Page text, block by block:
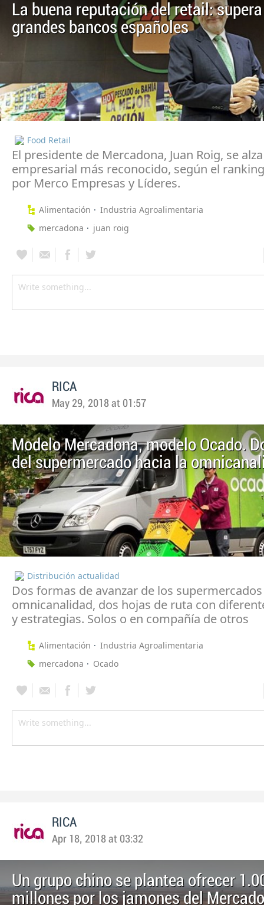
La buena reputación del retail:
grandes bancos españoles
Food Retail
El presidente de Mercadona, Juan Roig, se
empresarial más reconocido, según el
por Merco Empresas y Líderes.
Alimentación
Industria Agroalimentaria
mercadona
juan roig
RICA
May 29, 2018 at 01:57
Modelo Mercadona, modelo Ocado.
del supermercado hacia la
Distribución actualidad
Dos formas de avanzar de los
omnicanalidad, dos hojas de ruta con
y estrategias. Solos o en compañía de otros
Alimentación
Industria Agroalimentaria
mercadona
Ocado
RICA
Apr 18, 2018 at 03:32
Un grupo chino se plantea ofrecer
millones por los jamones del